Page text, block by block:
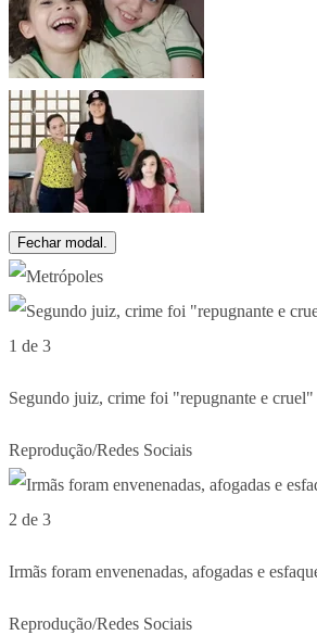
Fechar modal.
1 de 3
Segundo juiz, crime foi "repugnante e cruel"
Reprodução/Redes Sociais
2 de 3
Irmãs foram envenenadas, afogadas e
Reprodução/Redes Sociais